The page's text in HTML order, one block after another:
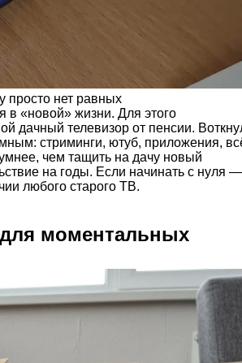
просто нет равных
в «новой» жизни. Для этого
дачный телевизор от пенсии.
стриминги, ютуб, приложения,
чем тащить на дачу новый
на годы. Если начинать с нуля —
любого старого ТВ.
моментальных